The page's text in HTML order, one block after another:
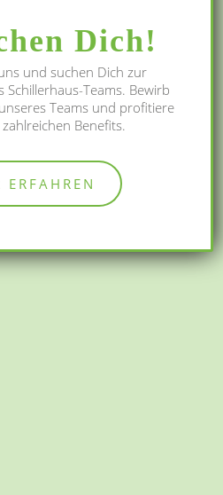
Dich!
und suchen Dich zur
Teams. Bewirb
Teams und profitiere
Benefits.
ERFAHREN